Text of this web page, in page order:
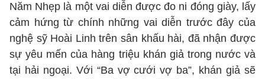
Năm Nhẹp là một vai diễn được đo ni đóng giày, lấy
cảm hứng từ chính những vai diễn trước đây của
nghệ sỹ Hoài Linh trên sân khấu hài, đã nhận được
sự yêu mến của hàng triệu khán giả trong nước và
tại hải ngoại. Với “Ba vợ cưới vợ ba”, khán giả sẽ